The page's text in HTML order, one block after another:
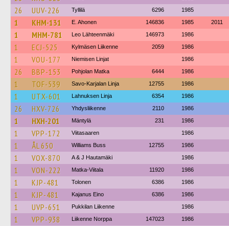
26 UUV-226 Tyllilä 6296 1985
1 KHM-131 E. Ahonen 146836 1985 2011
1 MHM-781 Leo Lähteenmäki 146973 1986
1 ECJ-525 Kylmäsen Liikenne 2059 1986
1 VOU-177 Niemisen Linjat 1986
26 BBP-153 Pohjolan Matka 6444 1986
1 TOF-539 Savo-Karjalan Linja 12755 1986
1 UTX-601 Lahnuksen Linja 6354 1986
26 HXV-726 Yhdysliikenne 2110 1986
1 HXH-201 Mäntylä 231 1986
1 VPP-172 Viitasaaren 1986
1 ÅL 650 Williams Buss 12755 1986
1 VOX-870 A & J Hautamäki 1986
1 VON-222 Matka-Viitala 11920 1986
1 KJP-481 Tolonen 6386 1986
1 KJP-481 Kajanus Eino 6386 1986
1 UVP-651 Pukkilan Liikenne 1986
1 VPP-938 Liikenne Norppa 147023 1986